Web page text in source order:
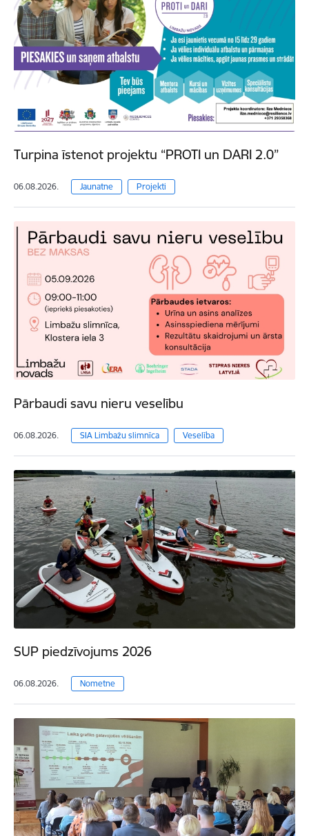
Turpina īstenot projektu “PROTI un DARI 2.0”
06.08.2026. Jaunatne Projekti
Pārbaudi savu nieru veselību
06.08.2026. SIA Limbažu slimnīca Veselība
SUP piedzīvojums 2026
06.08.2026. Nometne